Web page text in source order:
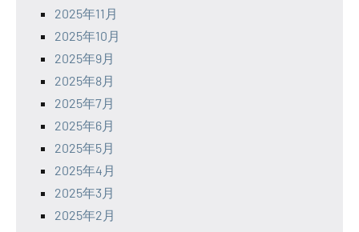
2025年11月
2025年10月
2025年9月
2025年8月
2025年7月
2025年6月
2025年5月
2025年4月
2025年3月
2025年2月